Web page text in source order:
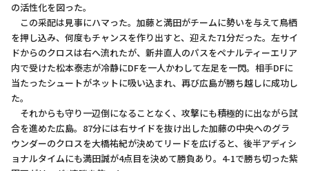
の活性化を図った。
この采配は見事にハマった。加藤と満田がチームに勢いを与えて鳥栖
を押し込み、何度もチャンスを作り出すと、迎えた71分だった。左サイ
ドからのクロスは右へ流れたが、新井直人のパスをペナルティーエリア
内で受けた松本泰志が冷静にDFを一人かわして左足を一閃。相手DFに
当たったシュートがネットに吸い込まれ、再び広島が勝ち越しに成功し
た。
それからも守り一辺倒になることなく、攻撃にも積極的に出ながら試
合を進めた広島。87分には右サイドを抜け出した加藤の中央へのグラ
ウンダーのクロスを大橋祐紀が決めてリードを広げると、後半アディシ
ョナルタイムにも満田誠が4点目を決めて勝負あり。4-1で勝ち切った紫